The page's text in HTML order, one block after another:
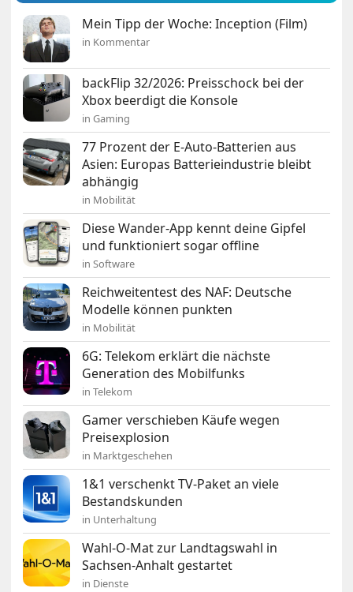
Mein Tipp der Woche: Inception (Film)
in Kommentar
backFlip 32/2026: Preisschock bei der
Xbox beerdigt die Konsole
in Gaming
77 Prozent der E-Auto-Batterien aus
Asien: Europas Batterieindustrie bleibt
abhängig
in Mobilität
Diese Wander-App kennt deine Gipfel
und funktioniert sogar offline
in Software
Reichweitentest des NAF: Deutsche
Modelle können punkten
in Mobilität
6G: Telekom erklärt die nächste
Generation des Mobilfunks
in Telekom
Gamer verschieben Käufe wegen
Preisexplosion
in Marktgeschehen
1&1 verschenkt TV-Paket an viele
Bestandskunden
in Unterhaltung
Wahl-O-Mat zur Landtagswahl in
Sachsen-Anhalt gestartet
in Dienste